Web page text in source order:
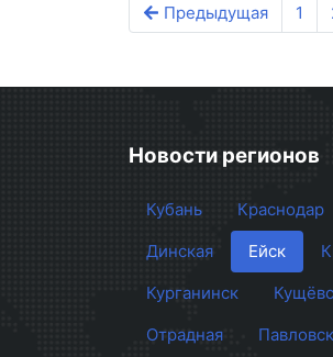
Предыдущая 1
Новости регионов
Кубань Краснодар
Динская
Ейск
Курганинск
Отрадная